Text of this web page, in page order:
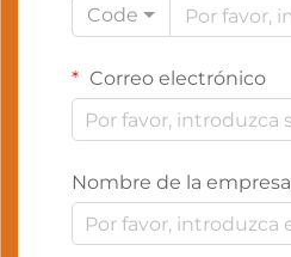
Code
Correo electrónico
Nombre de la empresa